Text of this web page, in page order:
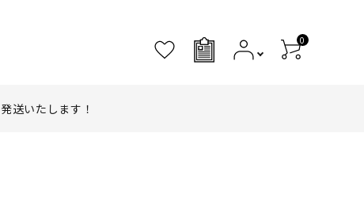
0
発送いたします！